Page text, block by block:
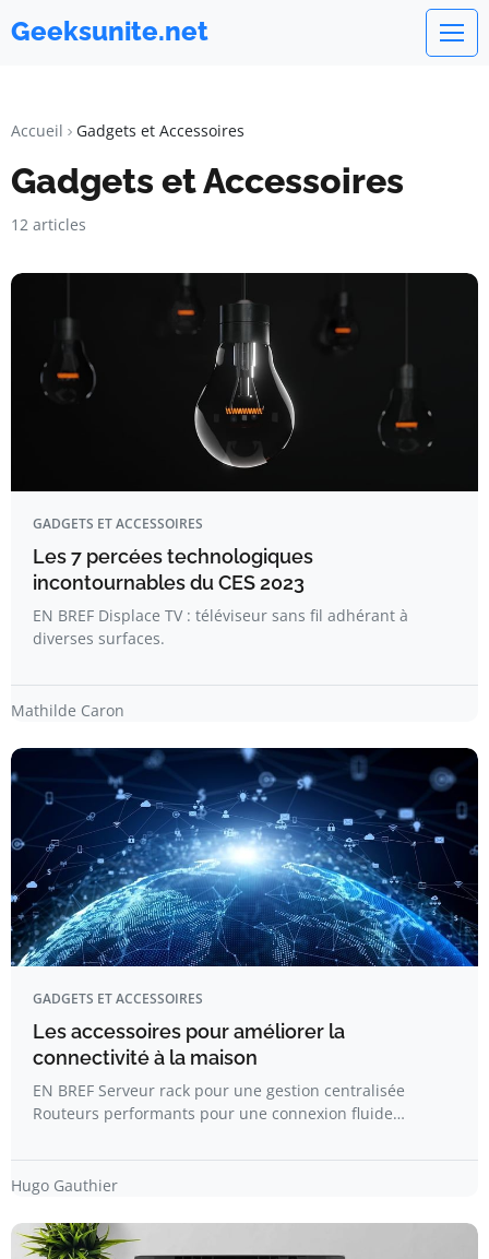
Geeksunite.net
Accueil Gadgets et Accessoires
Gadgets et Accessoires
12 articles
GADGETS ET ACCESSOIRES
Les 7 percées technologiques
incontournables du CES 2023
EN BREF Displace TV : téléviseur sans fil adhérant à
diverses surfaces.
Mathilde Caron
GADGETS ET ACCESSOIRES
Les accessoires pour améliorer la
connectivité à la maison
EN BREF Serveur rack pour une gestion centralisée
Routeurs performants pour une connexion fluide…
Hugo Gauthier